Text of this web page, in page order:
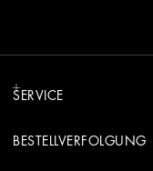
SERVICE
BESTELLVERFOLGUNG